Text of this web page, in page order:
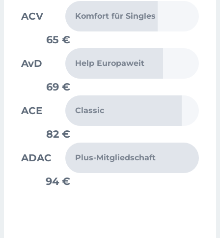
ACV Komfort für Singles
65 €
AvD Help Europaweit
69 €
ACE Classic
82 €
ADAC Plus-Mitgliedschaft
94 €